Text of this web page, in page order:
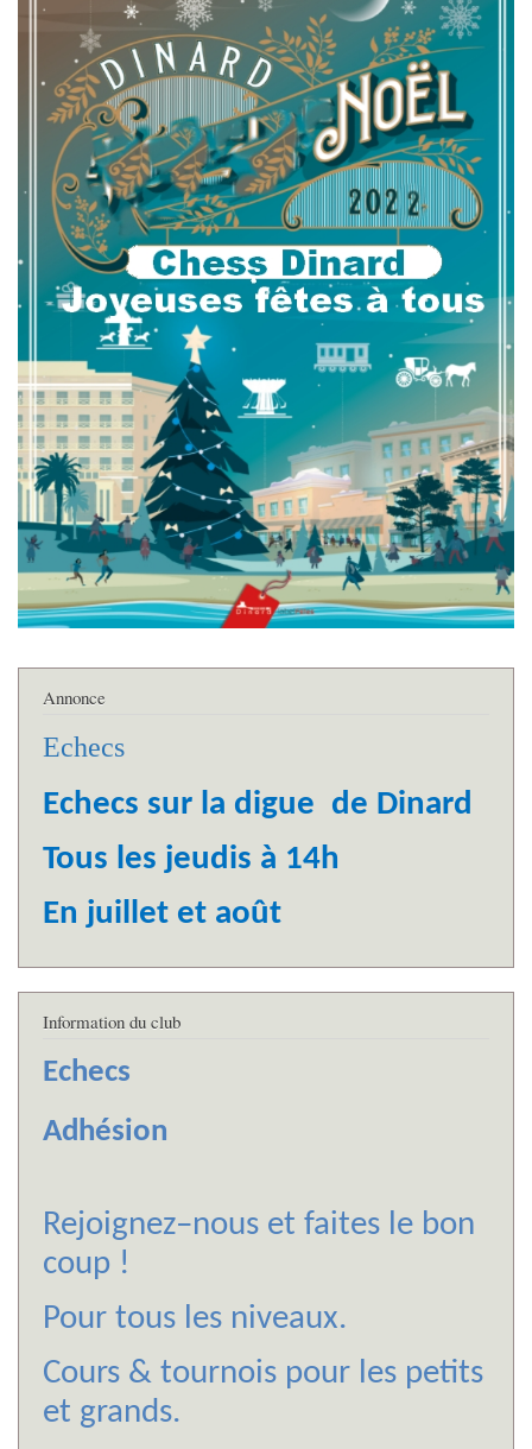
Annonce
Echecs
Echecs sur la digue de Dinard
Tous les jeudis à 14h
En juillet et août
Information du club
Echecs
Adhésion
Rejoignez–nous et faites le bon
coup !
Pour tous les niveaux.
Cours & tournois pour les petits
et grands.